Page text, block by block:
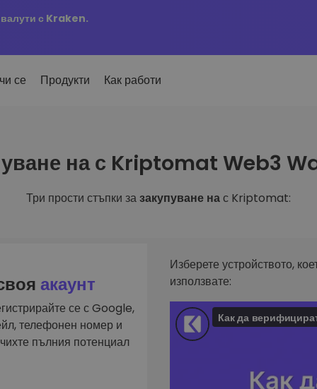
с Kraken.
добавени
добавени токени в
купил за 100 €…
се Продукти
на
за
KriptoEarn
криптовалута
Повтаряща се печалба
Как работи
на с Kriptomat Web3
Три прости стъпки зазакупуване нас Kriptomat:
акаунт
се с Google,
телефонен номер и
пълния потенциал
Изберете устройството,
използвате: